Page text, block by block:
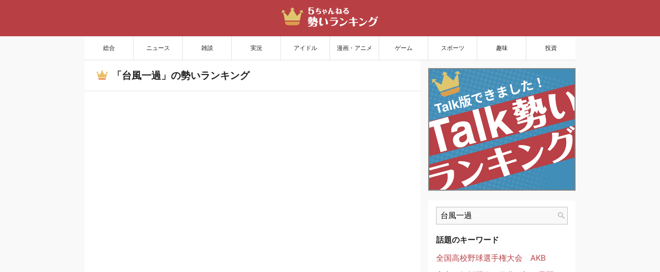
総合 ニュース 雑談 実況 アイドル 漫画・アニメ ゲーム スポーツ 趣味 投資
「台風一過」の勢いランキング
話題のキーワード
全国高校野球選手権大会
AKB